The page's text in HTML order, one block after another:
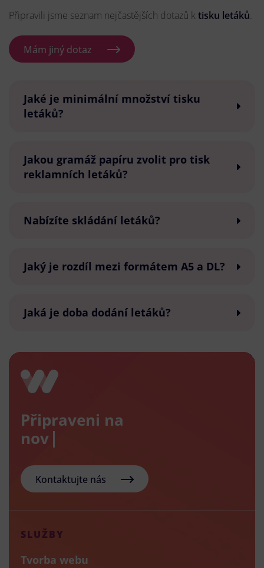
Připravili jsme seznam nejčastějších dotazů k tisku letáků.
Mám jiný dotaz
Jaké je minimální množství tisku
letáků?
Jakou gramáž papíru zvolit pro tisk
reklamních letáků?
Nabízíte skládání letáků?
Jaký je rozdíl mezi formátem A5 a DL?
Jaká je doba dodání letáků?
Připraveni na
nový e-sh
Kontaktujte nás
SLUŽBY
Tvorba webu